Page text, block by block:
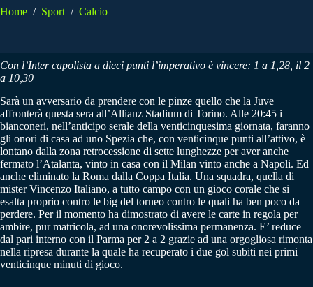
Home / Sport / Calcio
Con l’Inter capolista a dieci punti l’imperativo è vincere: 1 a 1,28, il 2
a 10,30
Sarà un avversario da prendere con le pinze quello che la Juve
affronterà questa sera all’Allianz Stadium di Torino. Alle 20:45 i
bianconeri, nell’anticipo serale della venticinquesima giornata, faranno
gli onori di casa ad uno Spezia che, con venticinque punti all’attivo, è
lontano dalla zona retrocessione di sette lunghezze per aver anche
fermato l’Atalanta, vinto in casa con il Milan vinto anche a Napoli. Ed
anche eliminato la Roma dalla Coppa Italia. Una squadra, quella di
mister Vincenzo Italiano, a tutto campo con un gioco corale che si
esalta proprio contro le big del torneo contro le quali ha ben poco da
perdere. Per il momento ha dimostrato di avere le carte in regola per
ambire, pur matricola, ad una onorevolissima permanenza. E’ reduce
dal pari interno con il Parma per 2 a 2 grazie ad una orgogliosa rimonta
nella ripresa durante la quale ha recuperato i due gol subiti nei primi
venticinque minuti di gioco.